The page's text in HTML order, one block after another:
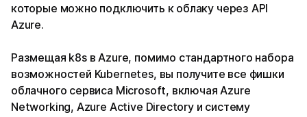
которые можно подключить к облаку через API
Azure.
Размещая k8s в Azure, помимо стандартного набора
возможностей Kubernetes, вы получите все фишки
облачного сервиса Microsoft, включая Azure
Networking, Azure Active Directory и систему